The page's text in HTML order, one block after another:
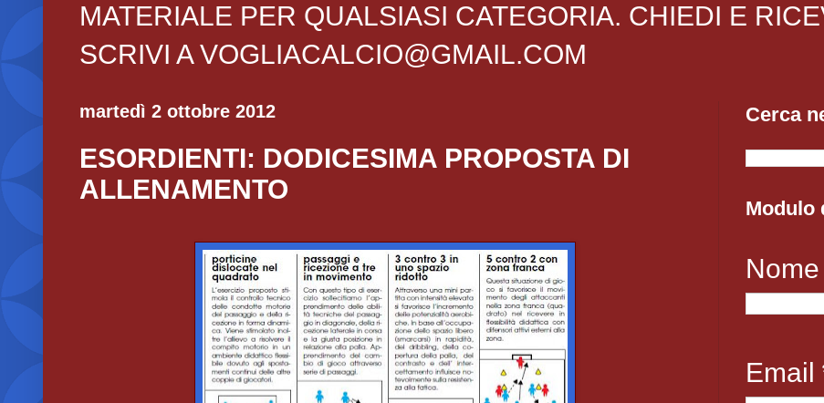
MATERIALE PER QUALSIASI CATEGORIA. CHIEDI E
SCRIVI A VOGLIACALCIO@GMAIL.COM
martedì 2 ottobre 2012
ESORDIENTI: DODICESIMA PROPOSTA DI
ALLENAMENTO
Cerca
Modulo
Nome
Email